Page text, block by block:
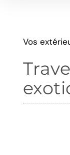
Vos